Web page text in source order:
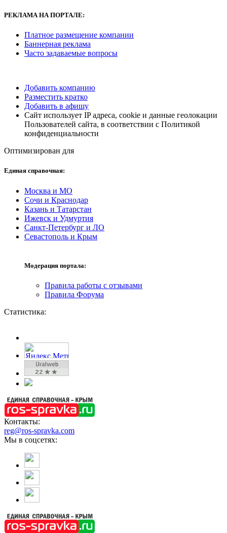
РЕКЛАМАНА ПОРТАЛЕ:
Платное размещение компании
Баннерная реклама
Часто задаваемые вопросы
Добавить компанию
Разместить кратко
Добавить в афишу
Сайт использует IP адреса, cookie и данные геолокации
Пользователей сайта, в соответствии с Политикой
конфиденциальности
Оптимизирован для
Единая справочная:
Москва и МО
Сочи и Краснодар
Казань и Татарстан
Ижевск и Удмуртия
Санкт-Петербург и ЛО
Севастополь и Крым
Модерация портала:
Правила работы с отзывами
Правила Форума
Статистика:
Контакты:
reg@ros-spravka.com
Мы в соцсетях: